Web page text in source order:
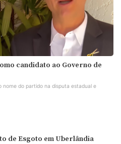
candidato ao Governo de
nome do partido na disputa estadual e
de Esgoto em Uberlândia